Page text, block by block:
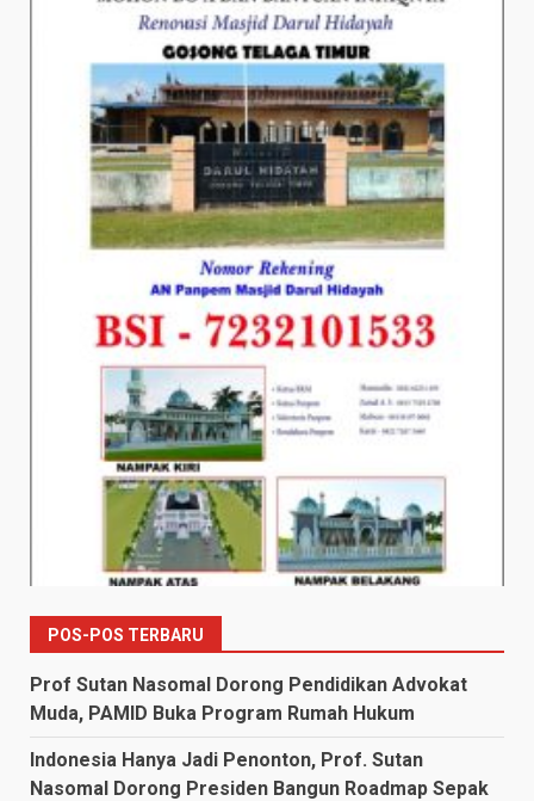
POS-POS TERBARU
Prof Sutan Nasomal Dorong Pendidikan Advokat
Muda, PAMID Buka Program Rumah Hukum
Indonesia Hanya Jadi Penonton, Prof. Sutan
Nasomal Dorong Presiden Bangun Roadmap Sepak